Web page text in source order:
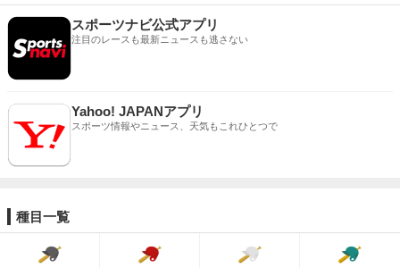
スポーツナビ公式アプリ
注目のレースも最新ニュースも逃さない
Yahoo! JAPANアプリ
スポーツ情報やニュース、天気もこれひとつで
種目一覧